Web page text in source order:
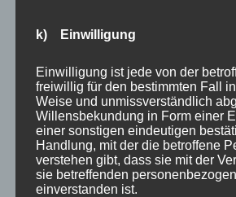
Wunsch berät das Team Eigentümer
der bei denkmalgeschützten oder
Gebäuden entscheidend für die
kann.
„Charlottenburger Altbau verlangt
Sorgfalt und lokalem Wissen — keine
vom Katalog. Wer hier gut arbeitet,
k) Einwilligung
Einwilligung ist jede von der
freiwillig für den bestimmten Fall
Weise und unmissverständlich
Willensbekundung in Form einer
einer sonstigen eindeutigen
Handlung, mit der die betroffene
verstehen gibt, dass sie mit der
sie betreffenden
einverstanden ist.